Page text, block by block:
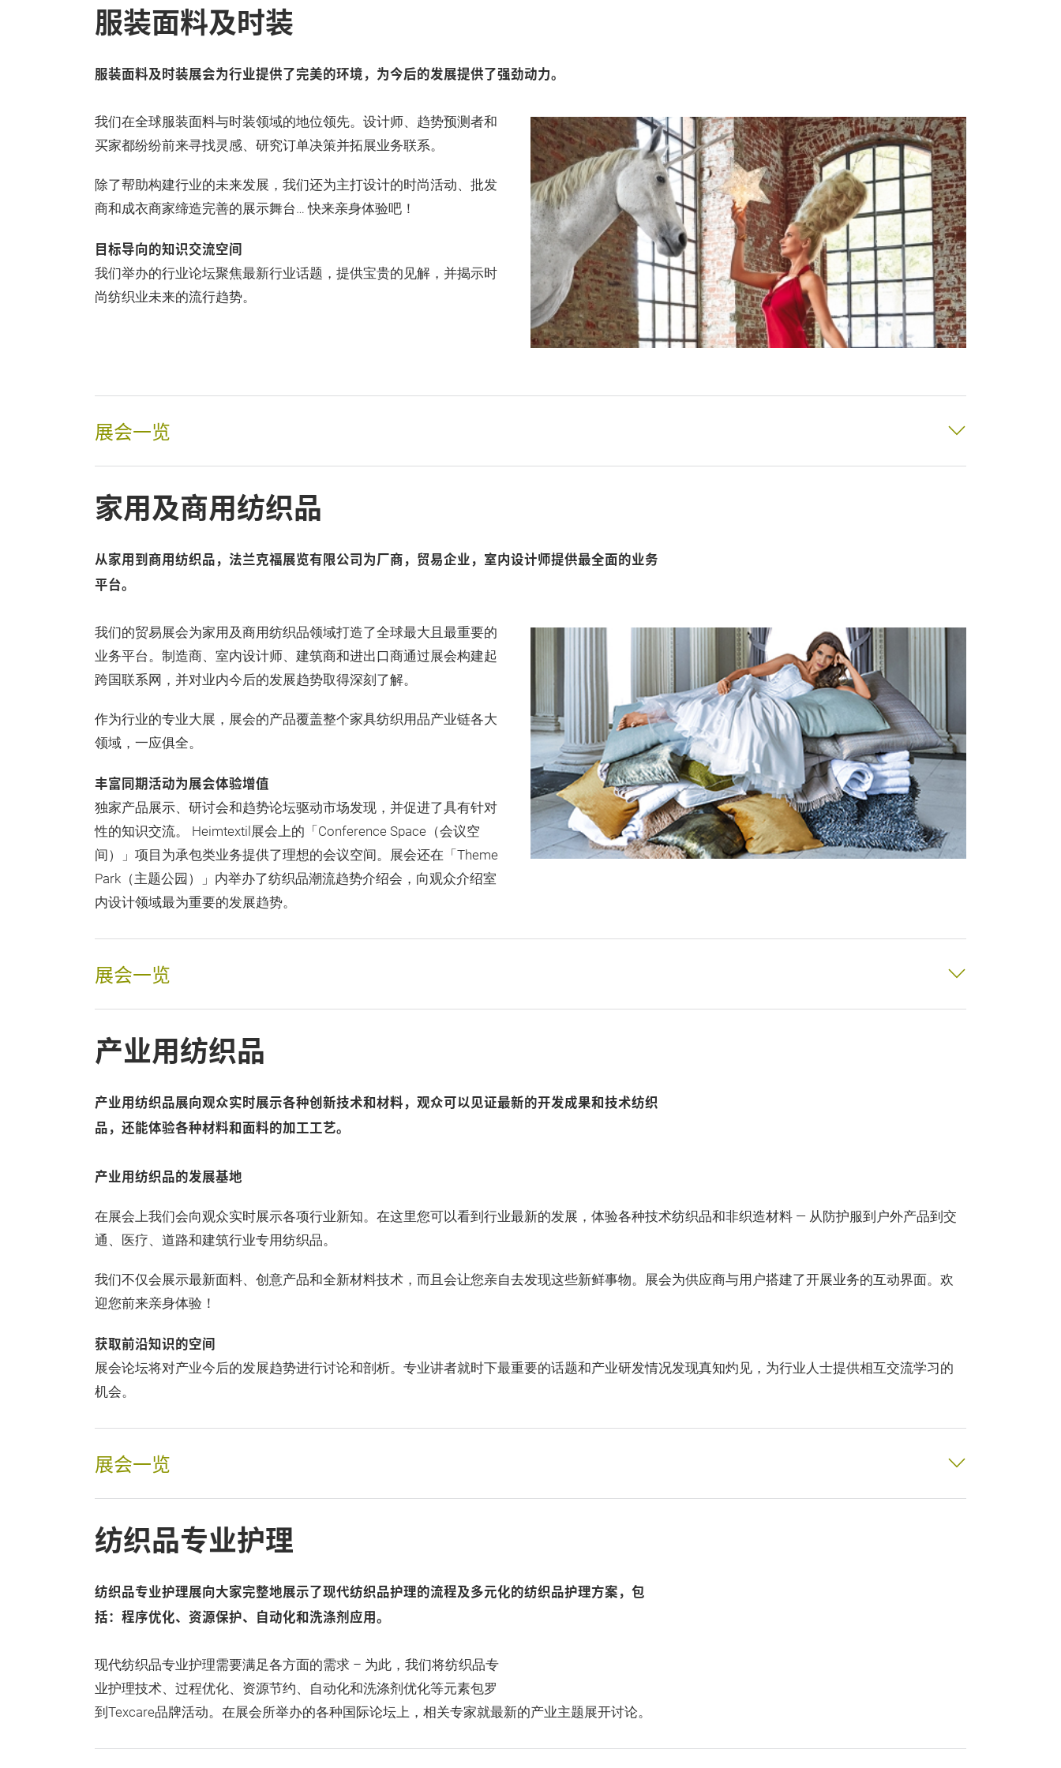
服装面料及时装
服装面料及时装展会为行业提供了完美的环境，为今后的发展提供了强劲动力。
我们在全球服装面料与时装领域的地位领先。设计师、趋势预测者和
买家都纷纷前来寻找灵感、研究订单决策并拓展业务联系。
除了帮助构建行业的未来发展，我们还为主打设计的时尚活动、批发
商和成衣商家缔造完善的展示舞台… 快来亲身体验吧！
目标导向的知识交流空间
我们举办的行业论坛聚焦最新行业话题，提供宝贵的见解，并揭示时
尚纺织业未来的流行趋势。
展会一览
家用及商用纺织品
从家用到商用纺织品，法兰克福展览有限公司为厂商，贸易企业，室内设计师提供最全面的业务
平台。
我们的贸易展会为家用及商用纺织品领域打造了全球最大且最重要的
业务平台。制造商、室内设计师、建筑商和进出口商通过展会构建起
跨国联系网，并对业内今后的发展趋势取得深刻了解。
作为行业的专业大展，展会的产品覆盖整个家具纺织用品产业链各大
领域，一应俱全。
丰富同期活动为展会体验增值
独家产品展示、研讨会和趋势论坛驱动市场发现，并促进了具有针对
性的知识交流。 Heimtextil展会上的「Conference Space（会议空
间）」项目为承包类业务提供了理想的会议空间。展会还在「Theme
Park（主题公园）」内举办了纺织品潮流趋势介绍会，向观众介绍室
内设计领域最为重要的发展趋势。
展会一览
产业用纺织品
产业用纺织品展向观众实时展示各种创新技术和材料，观众可以见证最新的开发成果和技术纺织
品，还能体验各种材料和面料的加工工艺。
产业用纺织品的发展基地
在展会上我们会向观众实时展示各项行业新知。在这里您可以看到行业最新的发展，体验各种技术纺织品和非织造材料 — 从防护服到户外产品到交
通、医疗、道路和建筑行业专用纺织品。
我们不仅会展示最新面料、创意产品和全新材料技术，而且会让您亲自去发现这些新鲜事物。展会为供应商与用户搭建了开展业务的互动界面。欢
迎您前来亲身体验！
获取前沿知识的空间
展会论坛将对产业今后的发展趋势进行讨论和剖析。专业讲者就时下最重要的话题和产业研发情况发现真知灼见，为行业人士提供相互交流学习的
机会。
展会一览
纺织品专业护理
纺织品专业护理展向大家完整地展示了现代纺织品护理的流程及多元化的纺织品护理方案，包
括：程序优化、资源保护、自动化和洗涤剂应用。
现代纺织品专业护理需要满足各方面的需求 – 为此，我们将纺织品专
业护理技术、过程优化、资源节约、自动化和洗涤剂优化等元素包罗
到Texcare品牌活动。在展会所举办的各种国际论坛上，相关专家就最新的产业主题展开讨论。